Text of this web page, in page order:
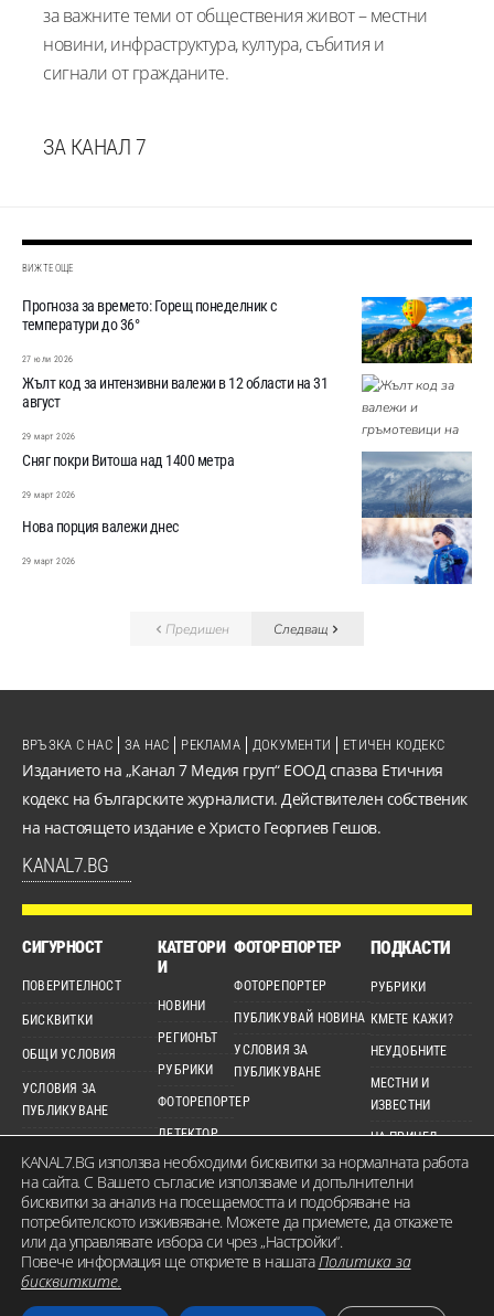
за важните теми от обществения живот – местни
новини, инфраструктура, култура, събития и
сигнали от гражданите.
ЗА КАНАЛ 7
ВИЖТЕ ОЩЕ
Прогноза за времето: Горещ понеделник с
температури до 36°
27 юли 2026
Жълт код за интензивни валежи в 12 области на 31
август
29 март 2026
Сняг покри Витоша над 1400 метра
29 март 2026
Нова порция валежи днес
29 март 2026
Предишен Следващ
Изданието на „Канал 7 Медия груп“ ЕООД спазва Етичния
кодекс на българските журналисти. Действителен собственик
на настоящето издание е Христо Георгиев Гешов.
KANAL7.BG
ВРЪЗКА С НАС ЗА НАС РЕКЛАМА ДОКУМЕНТИ ЕТИЧЕН КОДЕКС
СИГУРНОСТ
ПОВЕРИТЕЛНОСТ
БИСКВИТКИ
ОБЩИ УСЛОВИЯ
УСЛОВИЯ ЗА
ПУБЛИКУВАНЕ
КАРТА НА САЙТА
КАТЕГОРИ
И
НОВИНИ
РЕГИОНЪТ
РУБРИКИ
ФОТОРЕПОРТЕР
ДЕТЕКТОР
ВИДЕО
ФОТОРЕПОРТЕР
ФОТОРЕПОРТЕР
ПУБЛИКУВАЙ НОВИНА
УСЛОВИЯ ЗА
ПУБЛИКУВАНЕ
ПОДКАСТИ
РУБРИКИ
КМЕТЕ КАЖИ?
НЕУДОБНИТЕ
МЕСТНИ И
ИЗВЕСТНИ
НА ПРИЦЕЛ
© 2026 KANAL7.BG – МЕСТЕН ГЛАС. Всички права запазени. Съдържанието на
KANAL7.BG използва необходими бисквитки за нормалната работа
на сайта. С Вашето съгласие използваме и допълнителни
бисквитки за анализ на посещаемостта и подобряване на
потребителското изживяване. Можете да приемете, да откажете
или да управлявате избора си чрез „Настройки“.
Повече информация ще откриете в нашатаПолитика за
бисквитките.